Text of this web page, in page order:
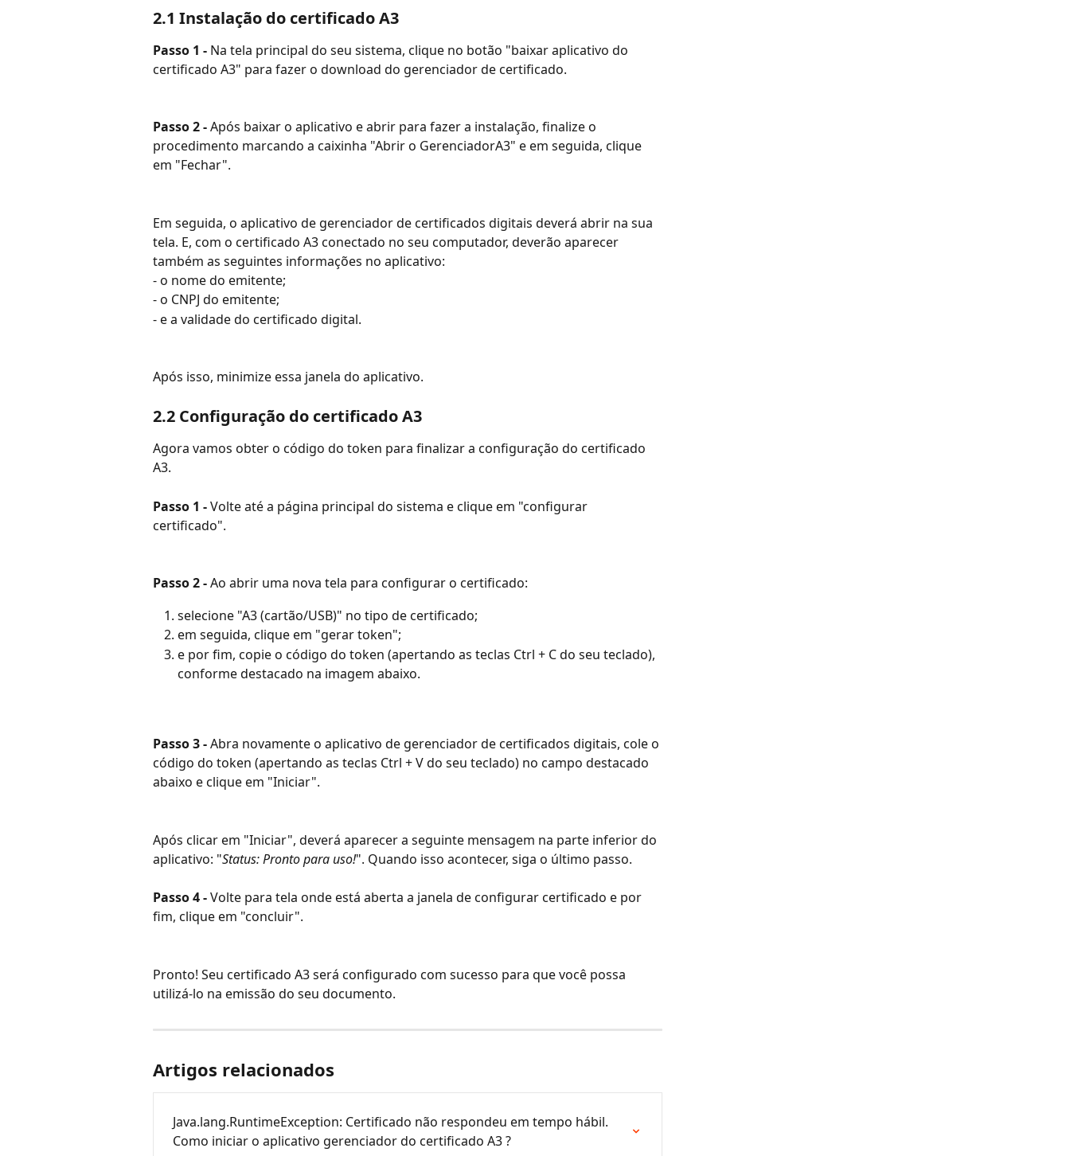
2.1 Instalação do certificado A3
Passo 1 - Na tela principal do seu sistema, clique no botão "baixar aplicativo do
certificado A3" para fazer o download do gerenciador de certificado.
Passo 2 - Após baixar o aplicativo e abrir para fazer a instalação, finalize o
procedimento marcando a caixinha "Abrir o GerenciadorA3" e em seguida, clique
em "Fechar".
Em seguida, o aplicativo de gerenciador de certificados digitais deverá abrir na sua
tela. E, com o certificado A3 conectado no seu computador, deverão aparecer
também as seguintes informações no aplicativo:
- o nome do emitente;
- o CNPJ do emitente;
- e a validade do certificado digital.
Após isso, minimize essa janela do aplicativo.
2.2 Configuração do certificado A3
Agora vamos obter o código do token para finalizar a configuração do certificado
A3.
Passo 1 - Volte até a página principal do sistema e clique em "configurar
certificado".
Passo 2 - Ao abrir uma nova tela para configurar o certificado:
selecione "A3 (cartão/USB)" no tipo de certificado;
em seguida, clique em "gerar token";
e por fim, copie o código do token (apertando as teclas Ctrl + C do seu teclado),
conforme destacado na imagem abaixo.
Passo 3 - Abra novamente o aplicativo de gerenciador de certificados digitais, cole o
código do token (apertando as teclas Ctrl + V do seu teclado) no campo destacado
abaixo e clique em "Iniciar".
Após clicar em "Iniciar", deverá aparecer a seguinte mensagem na parte inferior do
aplicativo: "Status: Pronto para uso!". Quando isso acontecer, siga o último passo.
Passo 4 - Volte para tela onde está aberta a janela de configurar certificado e por
fim, clique em "concluir".
Pronto! Seu certificado A3 será configurado com sucesso para que você possa
utilizá-lo na emissão do seu documento.
Artigos relacionados
Java.lang.RuntimeException: Certificado não respondeu em tempo hábil.
Como iniciar o aplicativo gerenciador do certificado A3 ?